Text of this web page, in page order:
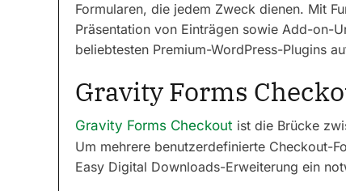
Formularen, die jedem Zweck dienen. Mit
Präsentation von Einträgen sowie Add-on-
beliebtesten Premium-WordPress-Plugins
Gravity Forms
Gravity Forms Checkout ist die Brücke
Um mehrere benutzerdefinierte Checkout-
Easy Digital Downloads-Erweiterung ein